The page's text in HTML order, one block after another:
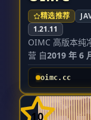
地保护 完善的
和伙伴的劳动成果 PVP 管理 自由开关
态，想安心建造
凭自愿 全新地形 自定义地形生成算法，探索
前所未见的壮丽山脉
和谐有爱的社区
玩家养老、休闲与社交 稳定低延
流畅不卡顿，7×24
服务器版本为
精选推荐
1.21.11
OIMC 高版本纯
营 自2019 年 6
长期运营，绝不
围干净纯粹，主
本周目全面升级
放，适配休闲养
oimc.cc
10